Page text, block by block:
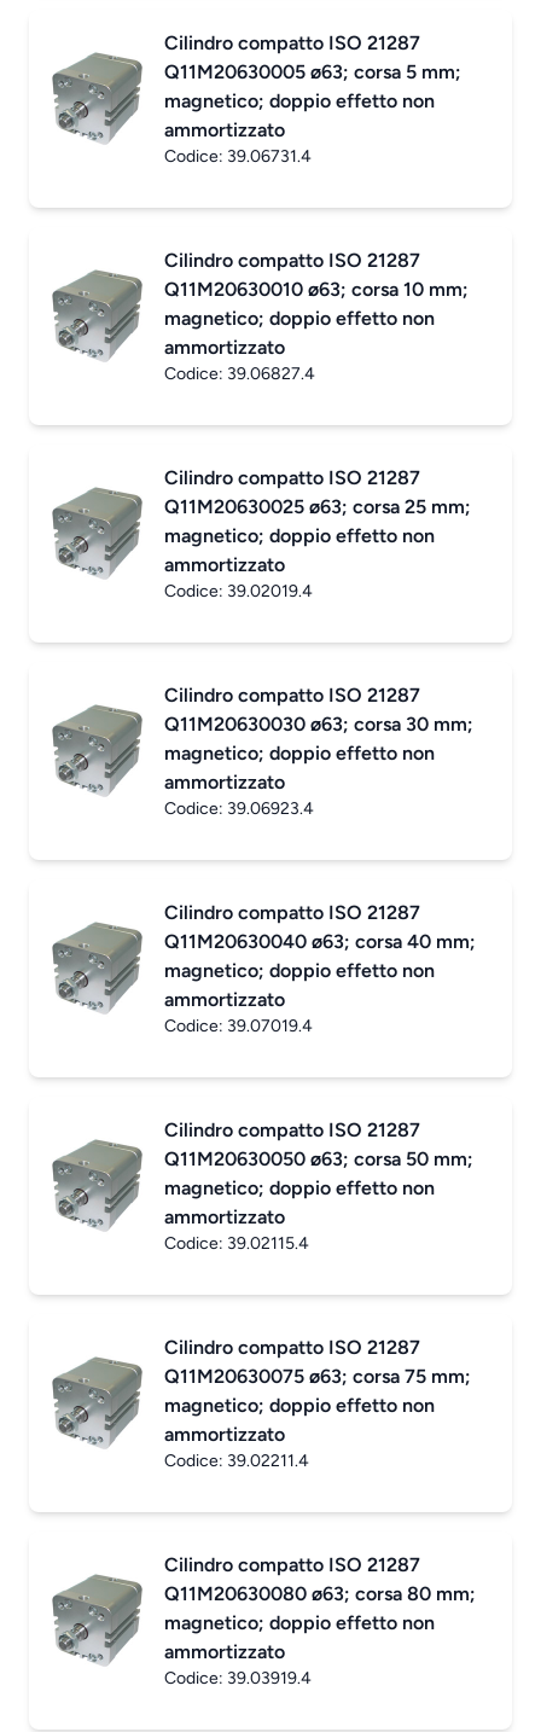
Cilindro compatto ISO 21287
Q11M20630005 ø63; corsa 5 mm;
magnetico; doppio effetto non
ammortizzato
Codice: 39.06731.4
Cilindro compatto ISO 21287
Q11M20630010 ø63; corsa 10 mm;
magnetico; doppio effetto non
ammortizzato
Codice: 39.06827.4
Cilindro compatto ISO 21287
Q11M20630025 ø63; corsa 25 mm;
magnetico; doppio effetto non
ammortizzato
Codice: 39.02019.4
Cilindro compatto ISO 21287
Q11M20630030 ø63; corsa 30 mm;
magnetico; doppio effetto non
ammortizzato
Codice: 39.06923.4
Cilindro compatto ISO 21287
Q11M20630040 ø63; corsa 40 mm;
magnetico; doppio effetto non
ammortizzato
Codice: 39.07019.4
Cilindro compatto ISO 21287
Q11M20630050 ø63; corsa 50 mm;
magnetico; doppio effetto non
ammortizzato
Codice: 39.02115.4
Cilindro compatto ISO 21287
Q11M20630075 ø63; corsa 75 mm;
magnetico; doppio effetto non
ammortizzato
Codice: 39.02211.4
Cilindro compatto ISO 21287
Q11M20630080 ø63; corsa 80 mm;
magnetico; doppio effetto non
ammortizzato
Codice: 39.03919.4